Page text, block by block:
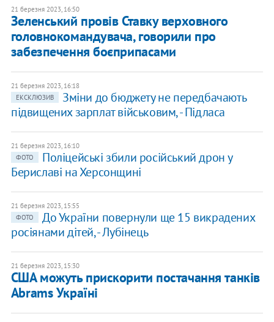
21 березня 2023, 16:50
Зеленський провів Ставку верховного
головнокомандувача, говорили про
забезпечення боєприпасами
21 березня 2023, 16:18
ЕКСКЛЮЗИВ
Зміни до бюджету не передбачають
підвищених зарплат військовим, - Підласа
21 березня 2023, 16:10
ФОТО
​Поліцейські збили російський дрон у
Бериславі на Херсонщині
21 березня 2023, 15:55
ФОТО
До України повернули ще 15 викрадених
росіянами дітей, - Лубінець
21 березня 2023, 15:30
США можуть прискорити постачання танків
Abrams Україні